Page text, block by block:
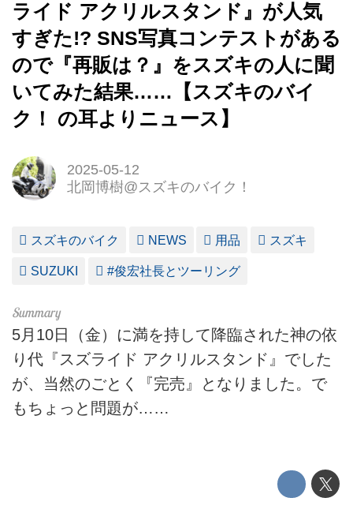
ライド アクリルスタンド』が人気
すぎた!? SNS写真コンテストがある
ので『再販は？』をスズキの人に聞
いてみた結果……【スズキのバイ
ク！ の耳よりニュース】
2025-05-12
北岡博樹@スズキのバイク！
スズキのバイク NEWS 用品 スズキ
SUZUKI #俊宏社長とツーリング
5月10日（金）に満を持して降臨された神の依
り代『スズライド アクリルスタンド』でした
が、当然のごとく『完売』となりました。で
もちょっと問題が……